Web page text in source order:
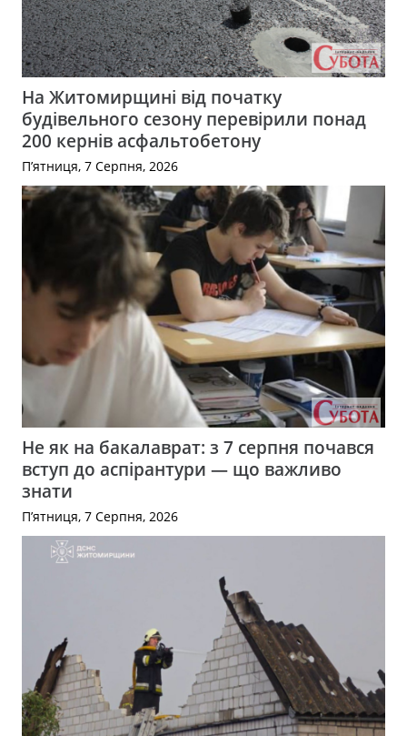
На Житомирщині від початку
будівельного сезону перевірили понад
200 кернів асфальтобетону
П’ятниця, 7 Серпня, 2026
Не як на бакалаврат: з 7 серпня почався
вступ до аспірантури — що важливо
знати
П’ятниця, 7 Серпня, 2026